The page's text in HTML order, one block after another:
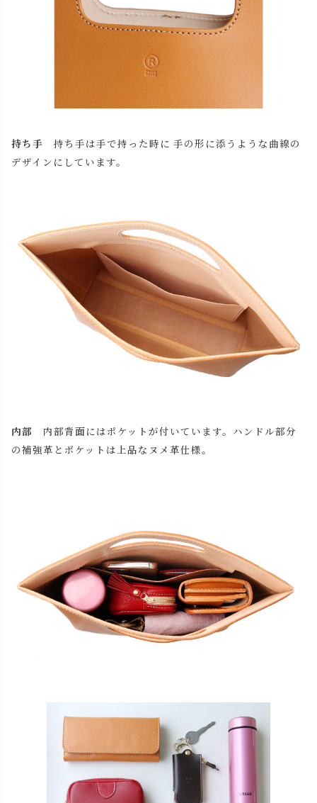
持ち手 持ち手は手で持った時に 手の形に添うような曲線の
デザインにしています。
内部 内部背面にはポケットが付いています。ハンドル部分
の補強革とポケットは上品なヌメ革仕様。